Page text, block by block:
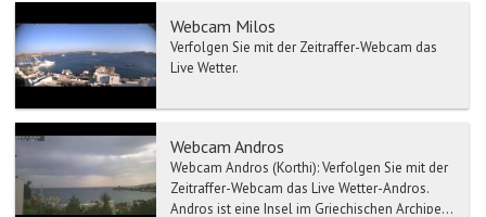
Webcam Milos
Verfolgen Sie mit der Zeitraffer-Webcam das
Live Wetter.
Webcam Andros
Webcam Andros (Korthi): Verfolgen Sie mit der
Zeitraffer-Webcam das Live Wetter-Andros.
Andros ist eine Insel im Griechischen Archipe...